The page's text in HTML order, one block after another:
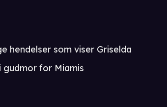
hendelser som viser Griselda
gudmor for Miamis